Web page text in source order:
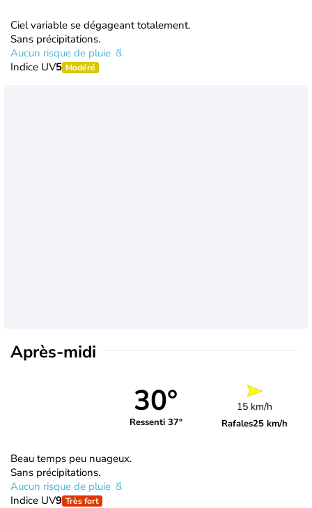
Ciel variable se dégageant totalement.
Sans précipitations.
Aucun risque de pluie
Indice UV5 Modéré
Après-midi
30°
Ressenti 37°
15 km/h
Rafales25 km/h
Beau temps peu nuageux.
Sans précipitations.
Aucun risque de pluie
Indice UV9 Très fort